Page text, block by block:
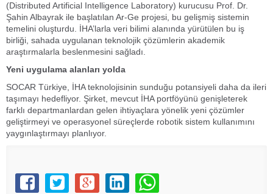
(Distributed Artificial Intelligence Laboratory) kurucusu Prof. Dr.
Şahin Albayrak ile başlatılan Ar-Ge projesi, bu gelişmiş sistemin
temelini oluşturdu. İHA’larla veri bilimi alanında yürütülen bu iş
birliği, sahada uygulanan teknolojik çözümlerin akademik
araştırmalarla beslenmesini sağladı.
Yeni uygulama alanları yolda
SOCAR Türkiye, İHA teknolojisinin sunduğu potansiyeli daha da ileri
taşımayı hedefliyor. Şirket, mevcut İHA portföyünü genişleterek
farklı departmanlardan gelen ihtiyaçlara yönelik yeni çözümler
geliştirmeyi ve operasyonel süreçlerde robotik sistem kullanımını
yaygınlaştırmayı planlıyor.